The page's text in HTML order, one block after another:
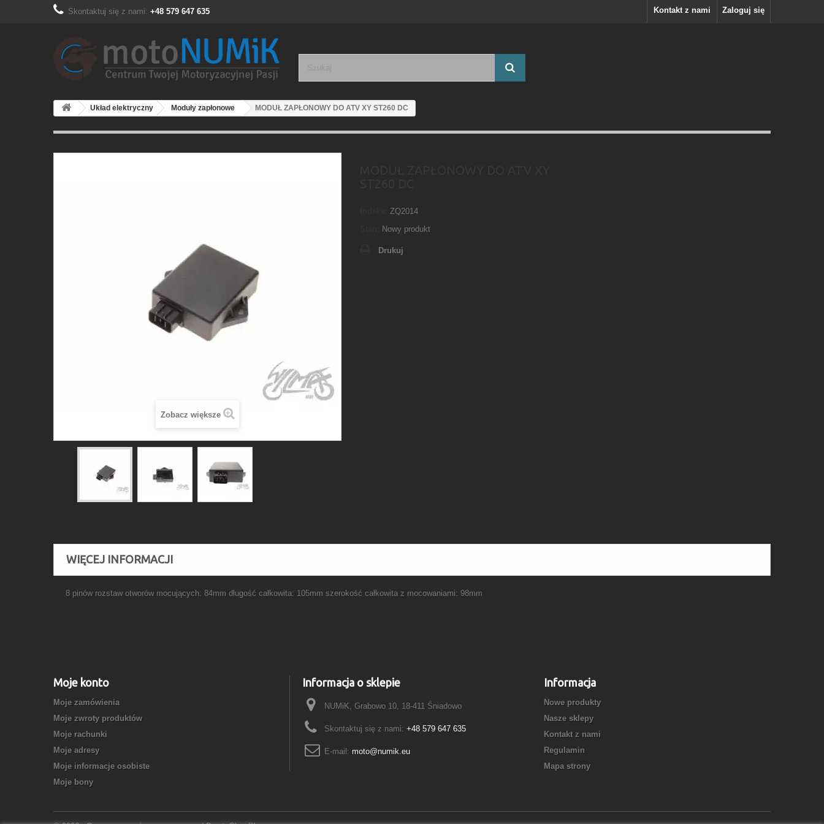
Zaloguj się
Kontakt z nami
Skontaktuj się z nami: +48 579 647 635
Układ elektryczny Moduły zapłonowe MODUŁ ZAPŁONOWY DO ATV XY ST260 DC
Zobacz większe
ZQ2014
Nowy produkt
Drukuj
WIĘCEJ INFORMACJI
8 pinów rozstaw otworów mocujących: 84mm długość całkowita: 105mm szerokość całkowita z mocowaniami: 98mm
Moje konto
Moje zamówienia
Moje zwroty produktów
Moje rachunki
Moje adresy
Moje informacje osobiste
Moje bony
Informacja o sklepie
NUMiK, Grabowo 10, 18-411 Śniadowo
Skontaktuj się z nami: +48 579 647 635
E-mail: moto@numik.eu
Informacja
Nowe produkty
Nasze sklepy
Kontakt z nami
Regulamin
Mapa strony